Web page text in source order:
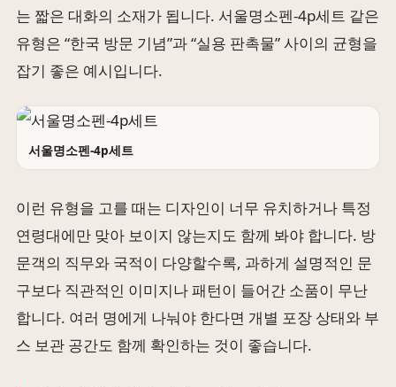
는 짧은 대화의 소재가 됩니다. 서울명소펜-4p세트 같은
유형은 “한국 방문 기념”과 “실용 판촉물” 사이의 균형을
잡기 좋은 예시입니다.
서울명소펜-4p세트
이런 유형을 고를 때는 디자인이 너무 유치하거나 특정
연령대에만 맞아 보이지 않는지도 함께 봐야 합니다. 방
문객의 직무와 국적이 다양할수록, 과하게 설명적인 문
구보다 직관적인 이미지나 패턴이 들어간 소품이 무난
합니다. 여러 명에게 나눠야 한다면 개별 포장 상태와 부
스 보관 공간도 함께 확인하는 것이 좋습니다.